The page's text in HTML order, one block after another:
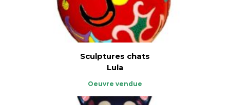
Sculptures chats
Lula
Oeuvre vendue